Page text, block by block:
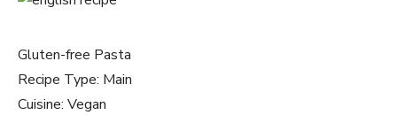
Gluten-free Pasta
Recipe Type: Main
Cuisine: Vegan